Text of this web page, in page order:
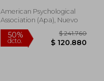
Inglés)
American Psychological
Association (apa), Nuevo